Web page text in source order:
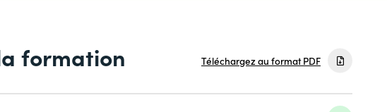
formation Téléchargez au format PDF